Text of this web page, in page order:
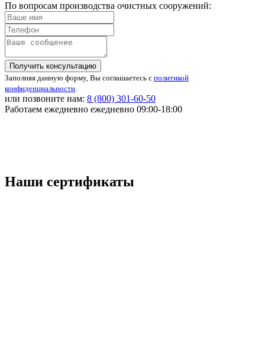
По вопросам производства очистных сооружений:
Получить консультацию
Заполняя данную форму, Вы соглашаетесь с политикой
конфиденциальности.
или позвоните нам: 8 (800) 301-60-50
Работаем ежедневно ежедневно 09:00-18:00
Наши сертификаты